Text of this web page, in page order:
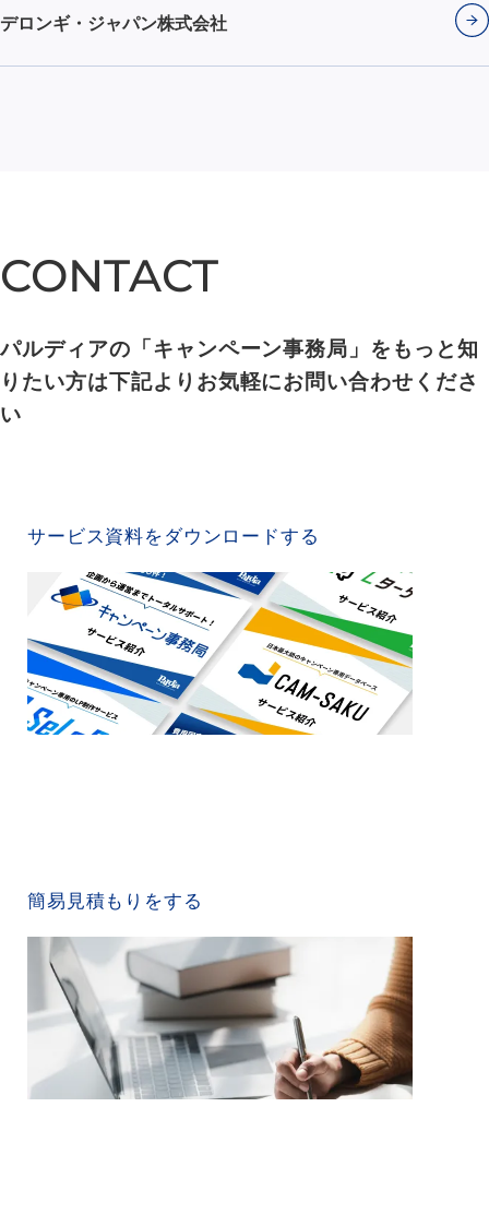
デロンギ・ジャパン株式会社
CONTACT
CONTACT
パルディアの「キャンペーン事務局」をもっと知
りたい方は下記よりお気軽にお問い合わせくださ
い
サービス資料をダウンロードする
簡易見積もりをする